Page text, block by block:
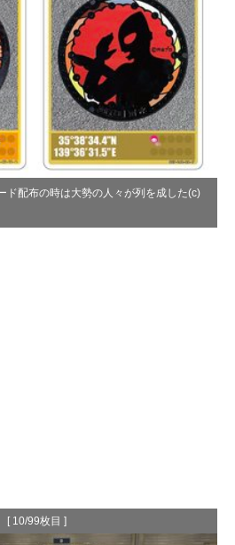
ド配布の時は大勢の人々が列を成した(c)
[ 10/99枚目 ]